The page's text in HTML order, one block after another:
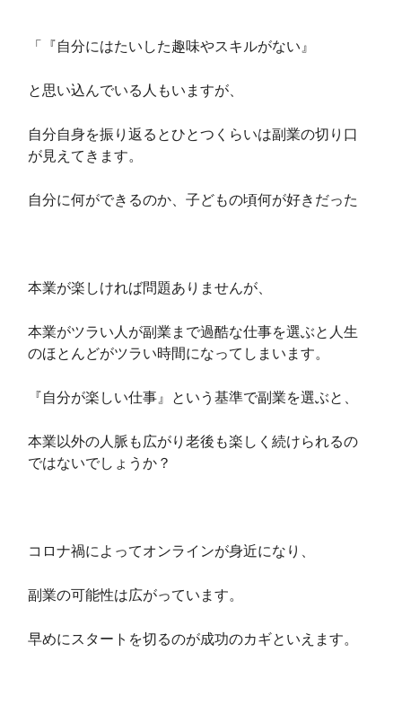
「『自分にはたいした趣味やスキルがない』
と思い込んでいる人もいますが、
自分自身を振り返るとひとつくらいは副業の切り口
が見えてきます。
自分に何ができるのか、子どもの頃何が好きだった
本業が楽しければ問題ありませんが、
本業がツラい人が副業まで過酷な仕事を選ぶと人生
のほとんどがツラい時間になってしまいます。
『自分が楽しい仕事』という基準で副業を選ぶと、
本業以外の人脈も広がり老後も楽しく続けられるの
ではないでしょうか？
コロナ禍によってオンラインが身近になり、
副業の可能性は広がっています。
早めにスタートを切るのが成功のカギといえます。